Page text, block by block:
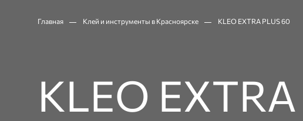
Главная Клей и инструменты в Красноярске KLEO EXTRA PLUS 60
KLEO